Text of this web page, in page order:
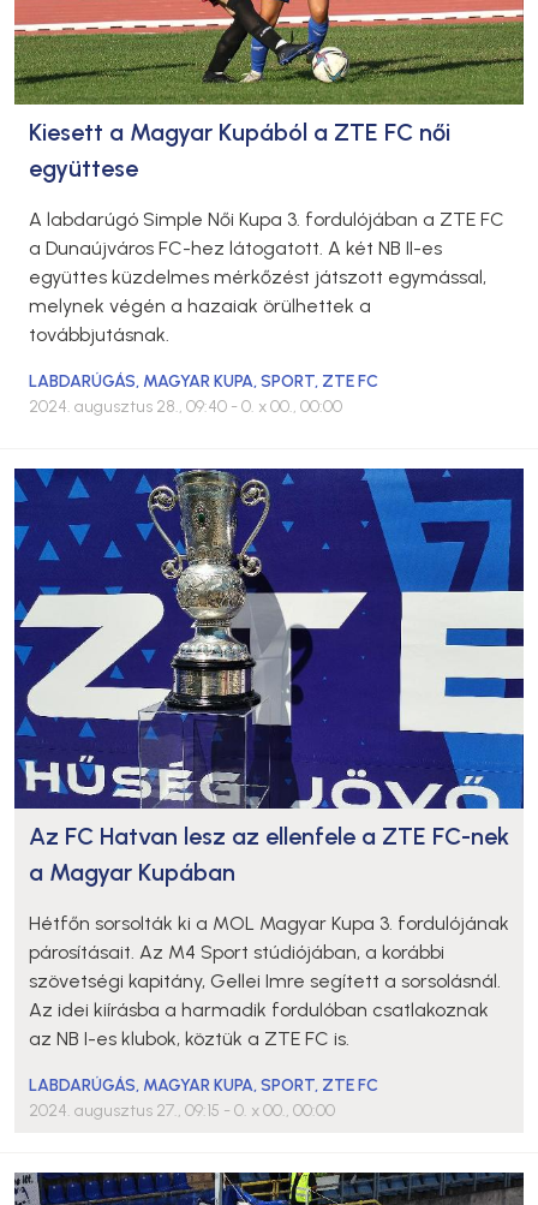
Kiesett a Magyar Kupából a ZTE FC női
együttese
A labdarúgó Simple Női Kupa 3. fordulójában a ZTE FC
a Dunaújváros FC-hez látogatott. A két NB II-es
együttes küzdelmes mérkőzést játszott egymással,
melynek végén a hazaiak örülhettek a
továbbjutásnak.
LABDARÚGÁS, MAGYAR KUPA,SPORT, ZTE FC
2024. augusztus 28., 09:40 - 0. x 00., 00:00
Az FC Hatvan lesz az ellenfele a ZTE FC-nek
a Magyar Kupában
Hétfőn sorsolták ki a MOL Magyar Kupa 3. fordulójának
párosításait. Az M4 Sport stúdiójában, a korábbi
szövetségi kapitány, Gellei Imre segített a sorsolásnál.
Az idei kiírásba a harmadik fordulóban csatlakoznak
az NB I-es klubok, köztük a ZTE FC is.
LABDARÚGÁS, MAGYAR KUPA,SPORT, ZTE FC
2024. augusztus 27., 09:15 - 0. x 00., 00:00